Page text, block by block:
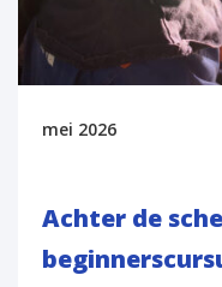
mei 2026
Achter de